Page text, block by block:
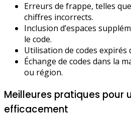
Erreurs de frappe, telles
chiffres incorrects.
Inclusion d’espaces
le code.
Utilisation de codes expirés
Échange de codes dans la
ou région.
Meilleures pratiques pour
efficacement